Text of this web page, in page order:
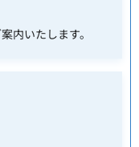
内いたします。